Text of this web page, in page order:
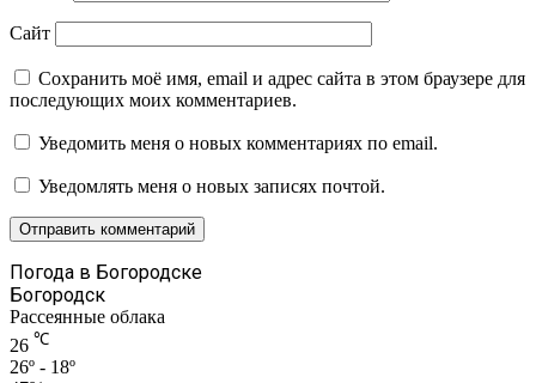
Сайт
Сохранить моё имя, email и адрес сайта в этом браузере для
последующих моих комментариев.
Уведомить меня о новых комментариях по email.
Уведомлять меня о новых записях почтой.
Погода в Богородске
Богородск
Рассеянные облака
26 ℃
26º - 18º